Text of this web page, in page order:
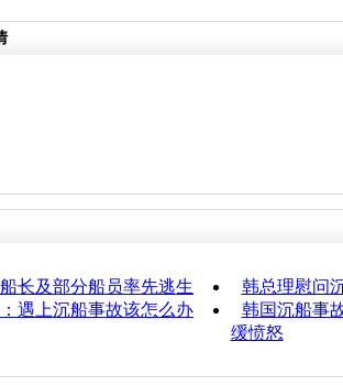
长及部分船员率先逃生
韩总理慰问
遇上沉船事故该怎么办
韩国沉船事
缓愤怒